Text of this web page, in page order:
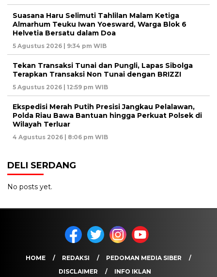
Suasana Haru Selimuti Tahlilan Malam Ketiga
Almarhum Teuku Iwan Yoesward, Warga Blok 6
Helvetia Bersatu dalam Doa
5 Agustus 2026 | 9:34 pm WIB
Tekan Transaksi Tunai dan Pungli, Lapas Sibolga
Terapkan Transaksi Non Tunai dengan BRIZZI
5 Agustus 2026 | 12:59 pm WIB
Ekspedisi Merah Putih Presisi Jangkau Pelalawan,
Polda Riau Bawa Bantuan hingga Perkuat Polsek di
Wilayah Terluar
4 Agustus 2026 | 8:06 pm WIB
DELI SERDANG
No posts yet.
HOME REDAKSI
PEDOMAN MEDIA SIBER
DISCLAIMER
INFO IKLAN